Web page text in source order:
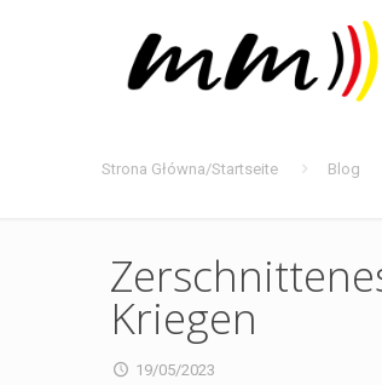
Strona Główna/Startseite Blog
Kriegen
19/05/2023